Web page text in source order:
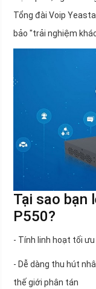
Tổng đài Voip
bảo "trải nghiệm
Tại sao bạn
P550?
- Tính linh hoạt tối
- Dễ dàng thu hút
thế giới phân tán